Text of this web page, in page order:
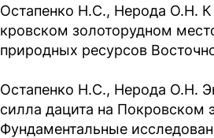
Остапенко Н.С., Нерода О.Н.
кровском золоторудном
природных ресурсов
Остапенко Н.С., Нерода О.Н.
силла дацита на
Фундаментальные